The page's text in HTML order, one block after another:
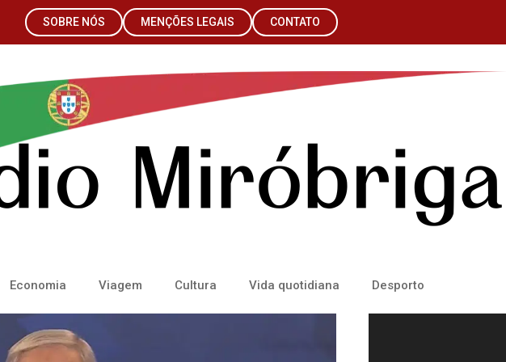
SOBRE NÓS MENÇÕES LEGAIS CONTATO
Economia Viagem Cultura Vida quotidiana Desporto